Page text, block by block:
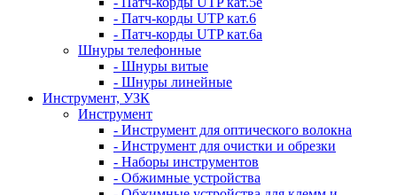
- Патч-корды UTP кат.6
- Патч-корды UTP кат.6а
Шнуры телефонные
- Шнуры витые
- Шнуры линейные
Инструмент, УЗК
Инструмент
- Инструмент для оптического волокна
- Инструмент для очистки и обрезки
- Наборы инструментов
- Обжимные устройства